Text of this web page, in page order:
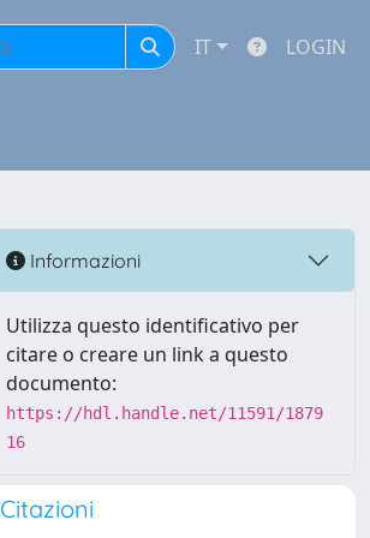
IT LOGIN
Informazioni
Utilizza questo identificativo per
citare o creare un link a questo
documento:
https://hdl.handle.net/11591/1879
16
Citazioni